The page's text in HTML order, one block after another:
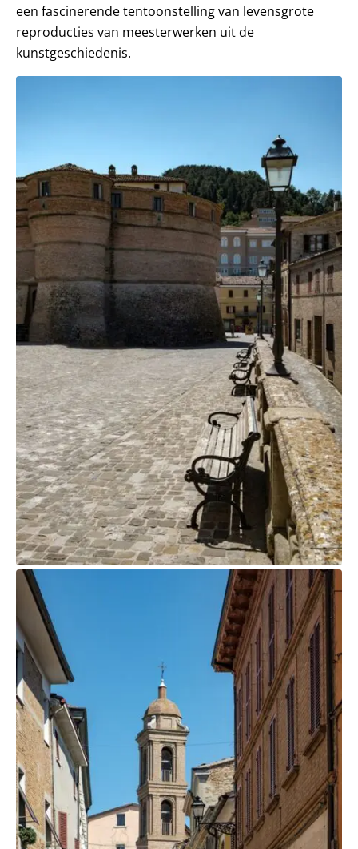
een fascinerende tentoonstelling van levensgrote
reproducties van meesterwerken uit de
kunstgeschiedenis.